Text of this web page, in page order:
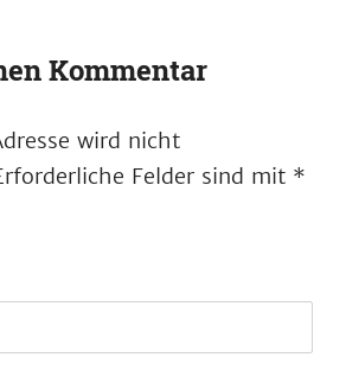
Kommentar
wird nicht
Felder sind mit *